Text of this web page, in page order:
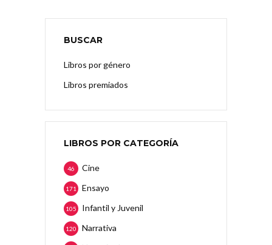
BUSCAR
Libros por género
Libros premiados
LIBROS POR CATEGORÍA
Cine
46
Ensayo
171
Infantil y Juvenil
105
Narrativa
120